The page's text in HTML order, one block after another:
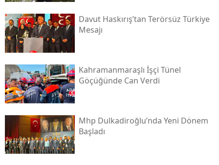
Davut Haskırış’tan Terörsüz Türkiye
Mesajı
Kahramanmaraşlı İşçi Tünel
Göçüğünde Can Verdi
Mhp Dulkadiroğlu’nda Yeni Dönem
Başladı